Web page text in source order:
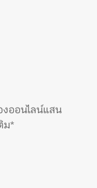
งออนไลน์แสน
ม*